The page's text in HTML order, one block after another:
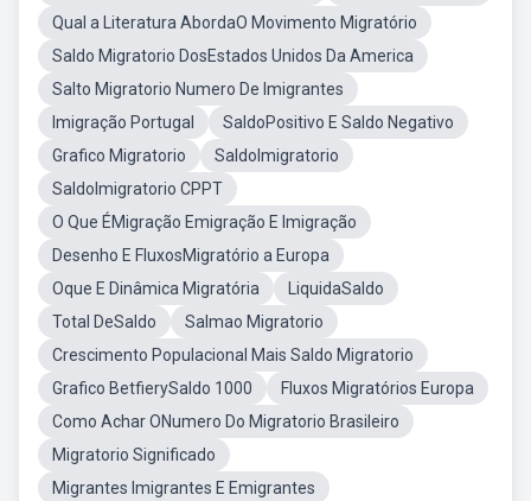
Qual a Literatura AbordaO Movimento Migratório
Saldo Migratorio DosEstados Unidos Da America
Salto Migratorio Numero De Imigrantes
Imigração Portugal
SaldoPositivo E Saldo Negativo
Grafico Migratorio
SaldoImigratorio
SaldoImigratorio CPPT
O Que ÉMigração Emigração E Imigração
Desenho E FluxosMigratório a Europa
Oque E Dinâmica Migratória
LiquidaSaldo
Total DeSaldo
Salmao Migratorio
Crescimento Populacional Mais Saldo Migratorio
Grafico BetfierySaldo 1000
Fluxos Migratórios Europa
Como Achar ONumero Do Migratorio Brasileiro
Migratorio Significado
Migrantes Imigrantes E Emigrantes